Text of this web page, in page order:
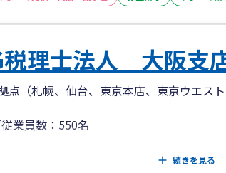
の業種に限定せず、幅広い業種のお客様
ご相談いただいた主な業種は以下のとお
・特殊法人
、クリニック、訪問看護業、調剤薬局、
税理士法人 大阪支
点（札幌、仙台、東京本店、東京ウエス
業員数：550名
営の舵取りをワンストップサポート続きを見る